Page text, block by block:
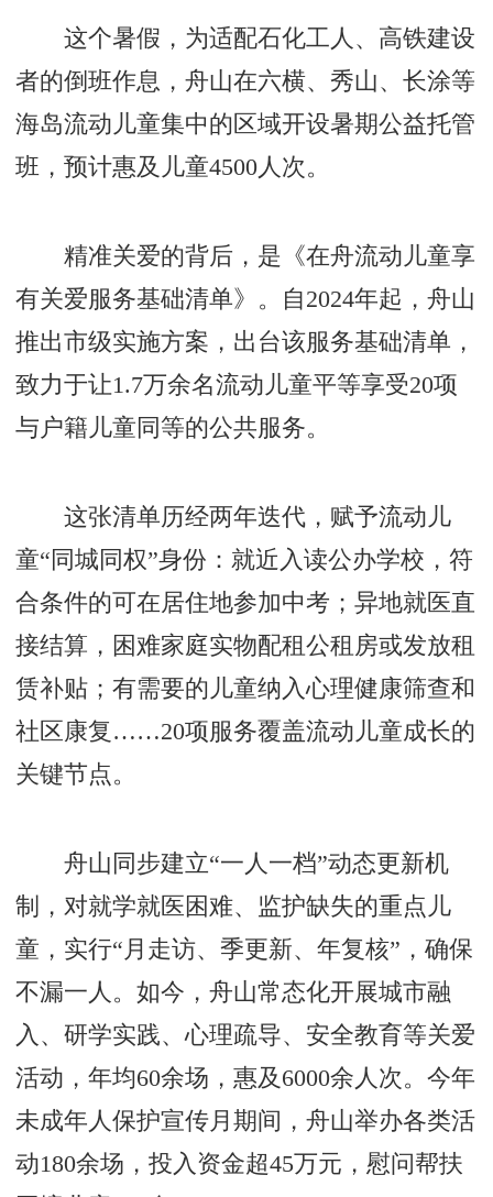
这个暑假，为适配石化工人、高铁建设
者的倒班作息，舟山在六横、秀山、长涂等
海岛流动儿童集中的区域开设暑期公益托管
班，预计惠及儿童4500人次。
精准关爱的背后，是《在舟流动儿童享
有关爱服务基础清单》。自2024年起，舟山
推出市级实施方案，出台该服务基础清单，
致力于让1.7万余名流动儿童平等享受20项
与户籍儿童同等的公共服务。
这张清单历经两年迭代，赋予流动儿
童“同城同权”身份：就近入读公办学校，符
合条件的可在居住地参加中考；异地就医直
接结算，困难家庭实物配租公租房或发放租
赁补贴；有需要的儿童纳入心理健康筛查和
社区康复……20项服务覆盖流动儿童成长的
关键节点。
舟山同步建立“一人一档”动态更新机
制，对就学就医困难、监护缺失的重点儿
童，实行“月走访、季更新、年复核”，确保
不漏一人。如今，舟山常态化开展城市融
入、研学实践、心理疏导、安全教育等关爱
活动，年均60余场，惠及6000余人次。今年
未成年人保护宣传月期间，舟山举办各类活
动180余场，投入资金超45万元，慰问帮扶